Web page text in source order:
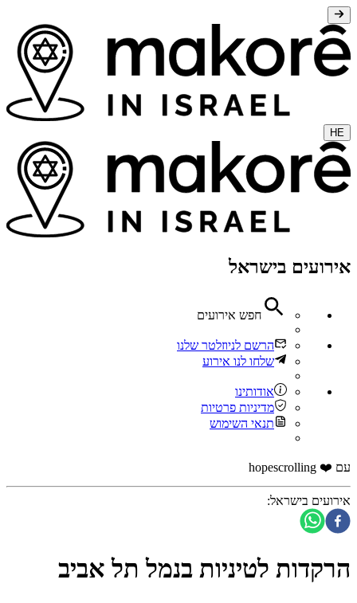
HE
אירועים בישראל
חפש אירועים
הרשם לניוזלטר שלנו
שלחו לנו אירוע
אודותינו
מדיניות פרטיות
תנאי השימוש
עם ❤️ hopescrolling
אירועים בישראל:
הרקדות לטיניות בנמל תל אביב